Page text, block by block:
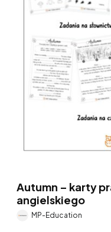
Autumn – karty
angielskiego
MP-Education